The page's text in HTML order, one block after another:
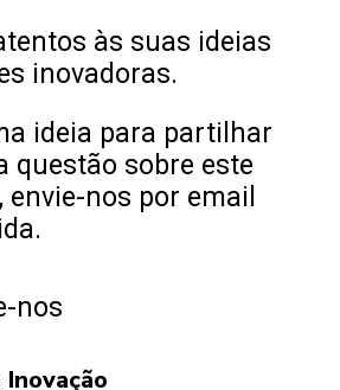
às suas ideias
inovadoras.
ideia para partilhar
questão sobre este
envie-nos por email
nos